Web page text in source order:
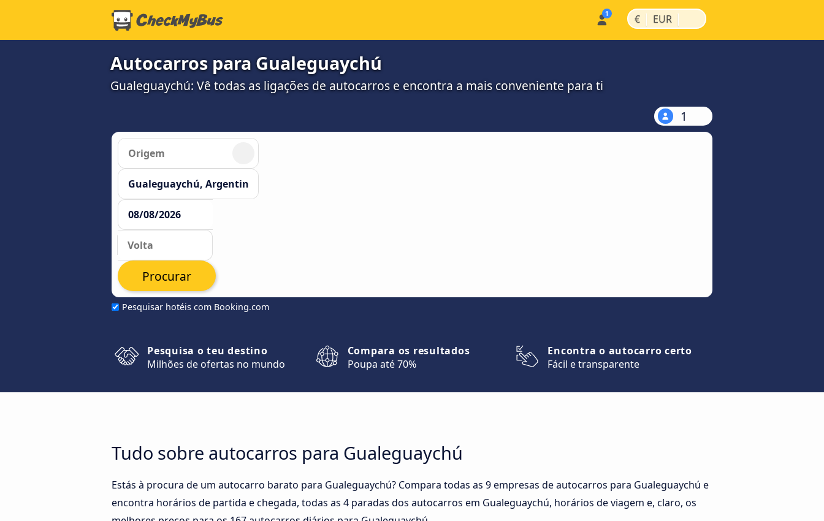
€ | EUR |
Autocarros para Gualeguaychú
Gualeguaychú: Vê todas as ligações de autocarros e encontra a mais conveniente para ti
1
Pesquisar hotéis com Booking.com
Procurar
Pesquisa o teu destino
Milhões de ofertas no mundo
Compara os resultados
Poupa até 70%
Encontra o autocarro certo
Fácil e transparente
Tudo sobre autocarros para Gualeguaychú
Estás à procura de um autocarro barato para Gualeguaychú? Compara todas as 9 empresas de autocarros para Gualeguaychú e
encontra horários de partida e chegada, todas as 4 paradas dos autocarros em Gualeguaychú, horários de viagem e, claro, os